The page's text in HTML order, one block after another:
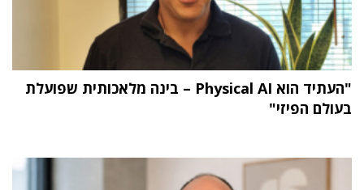
"העתיד הוא Physical AI – בינה מלאכותית שפועלת
בעולם הפיזי"